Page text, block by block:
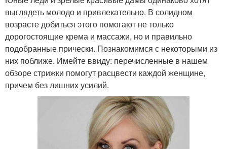
выглядеть молодо и привлекательно. В солидном
возрасте добиться этого помогают не только
дорогостоящие крема и массажи, но и правильно
подобранные прически. Познакомимся с некоторыми из
них поближе. Имейте ввиду: перечисленные в нашем
обзоре стрижки помогут расцвести каждой женщине,
причем без лишних усилий.